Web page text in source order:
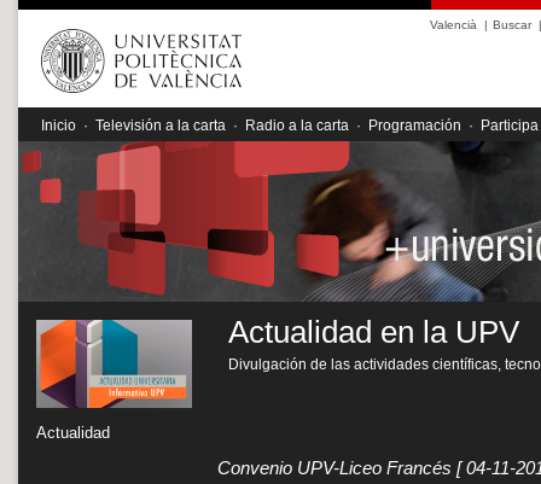
Valencià | Buscar|
Inicio · Televisión a la carta · Radio a la carta · Programación · Participa
Actualidad
Actualidad en la UPV
Divulgación de las actividades científicas,
Convenio UPV-Liceo Francés [ 04-11-